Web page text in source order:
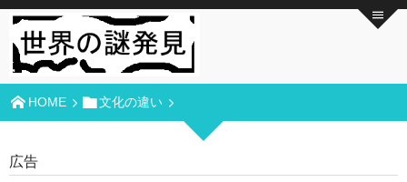
HOME 文化の違い
広告